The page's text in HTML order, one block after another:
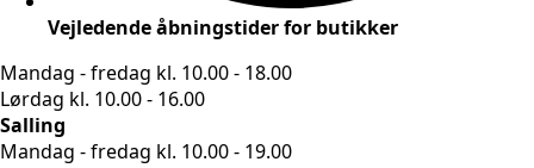
Vejledende åbningstider for butikker
Mandag - fredag kl. 10.00 - 18.00
Lørdag kl. 10.00 - 16.00
Salling
Mandag - fredag kl. 10.00 - 19.00